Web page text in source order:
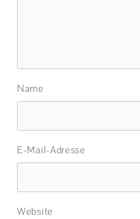
Name
E-Mail-Adresse
Website